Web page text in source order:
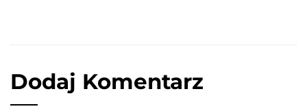
Dodaj Komentarz